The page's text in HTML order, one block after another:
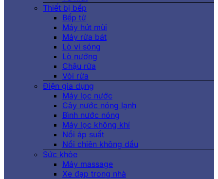
Thiết bị bếp
Bếp từ
Máy hút mùi
Máy rửa bát
Lò vi sóng
Lò nướng
Chậu rửa
Vòi rửa
Điện gia dụng
Máy lọc nước
Cây nước nóng lạnh
Bình nước nóng
Máy lọc không khí
Nồi áp suất
Nồi chiên không dầu
Sức khỏe
Máy massage
Xe đạp trong nhà